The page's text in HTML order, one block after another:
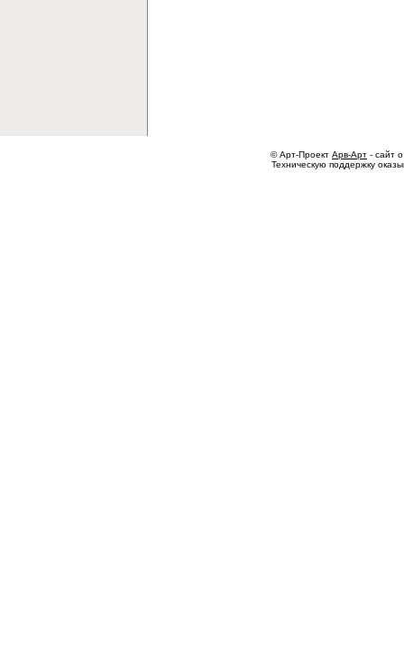
© Арт-Проект Арв-Арт - сайт
Техническую поддержку